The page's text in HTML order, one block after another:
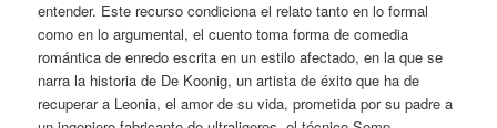
entender. Este recurso condiciona el relato tanto en lo formal
como en lo argumental, el cuento toma forma de comedia
romántica de enredo escrita en un estilo afectado, en la que se
narra la historia de De Koonig, un artista de éxito que ha de
recuperar a Leonia, el amor de su vida, prometida por su padre a